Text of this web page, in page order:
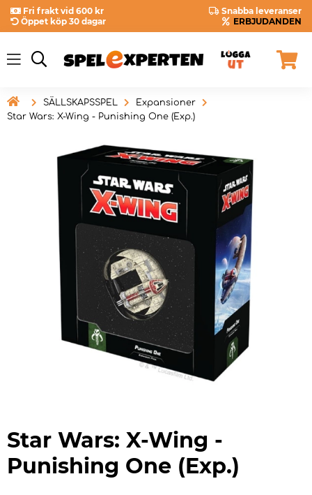
Fri frakt vid 600 kr
Snabba leveranser
Öppet köp 30 dagar
ERBJUDANDEN
 SÄLLSKAPSSPEL
Expansioner
Star Wars: X-Wing - Punishing One (Exp.)
Star Wars: X-Wing -
Punishing One (Exp.)